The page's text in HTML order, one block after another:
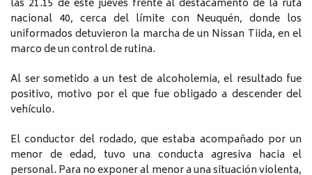
las 21.15 de este jueves frente al destacamento de la ruta
nacional 40, cerca del límite con Neuquén, donde los
uniformados detuvieron la marcha de un Nissan Tiida, en el
marco de un control de rutina.
Al ser sometido a un test de alcoholemia, el resultado fue
positivo, motivo por el que fue obligado a descender del
vehículo.
El conductor del rodado, que estaba acompañado por un
menor de edad, tuvo una conducta agresiva hacia el
personal. Para no exponer al menor a una situación violenta,